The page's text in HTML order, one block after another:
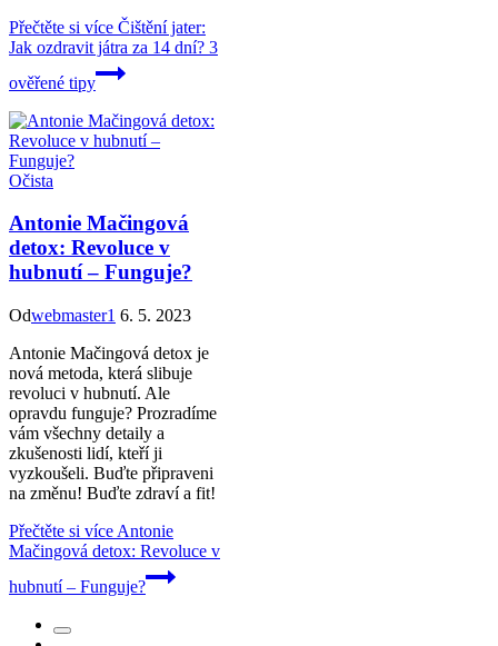
Přečtěte si více Čištění jater:
Jak ozdravit játra za 14 dní? 3
ověřené tipy
Očista
Antonie Mačingová
detox: Revoluce v
hubnutí – Funguje?
Odwebmaster1 6. 5. 2023
Antonie Mačingová detox je
nová metoda, která slibuje
revoluci v hubnutí. Ale
opravdu funguje? Prozradíme
vám všechny detaily a
zkušenosti lidí, kteří ji
vyzkoušeli. Buďte připraveni
na změnu! Buďte zdraví a fit!
Přečtěte si více Antonie
Mačingová detox: Revoluce v
hubnutí – Funguje?